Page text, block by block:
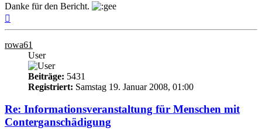
Danke für den Bericht.
rowa61
User
Beiträge: 5431
Registriert: Samstag 19. Januar 2008, 01:00
Re: Informationsveranstaltung für Menschen mit
Conterganschädigung